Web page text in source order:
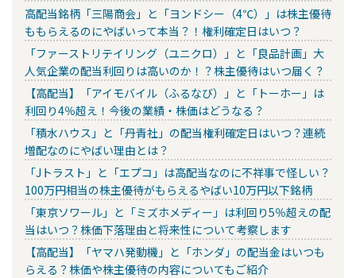
高配当銘柄「三陽商会」と「ヨンドシー（4℃）」は株主優待
ももらえるのにやばいって本当？！権利確定日はいつ？
「ファーストリテイリング（ユニクロ）」と「良品計画」大
人気企業の配当利回りは高いのか！？株主優待はいつ届く？
【高配当】「アイモバイル（ふるなび）」と「トーホー」は
利回り4％超え！今後の業績・株価はどうなる？
「積水ハウス」と「丹青社」の配当権利確定日はいつ？連続
増配なのにやばい理由とは？
「Jトラスト」と「エプコ」は高配当なのに不祥事で怪しい？
100万円相当の株主優待がもらえるやばい10万円以下銘柄
「東京ソワール」と「ミズホメディー」は利回り5％超えの配
当はいつ？株価下落理由と将来性について考察します
【高配当】「ヤマハ発動機」と「ホンダ」の配当金はいつも
らえる？株価や株主優待の内容についてもご紹介